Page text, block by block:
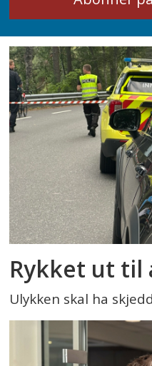
Rykket ut til
Ulykken skal ha